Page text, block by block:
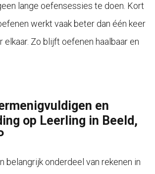
lange oefensessies te doen. Kort
werkt vaak beter dan één keer
elkaar. Zo blijft oefenen haalbaar en
en
op Leerling in Beeld,
belangrijk onderdeel van rekenen in